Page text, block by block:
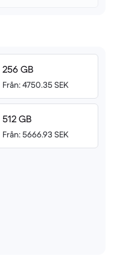
256 GB
Från: 4750.35 SEK
512 GB
Från: 5666.93 SEK